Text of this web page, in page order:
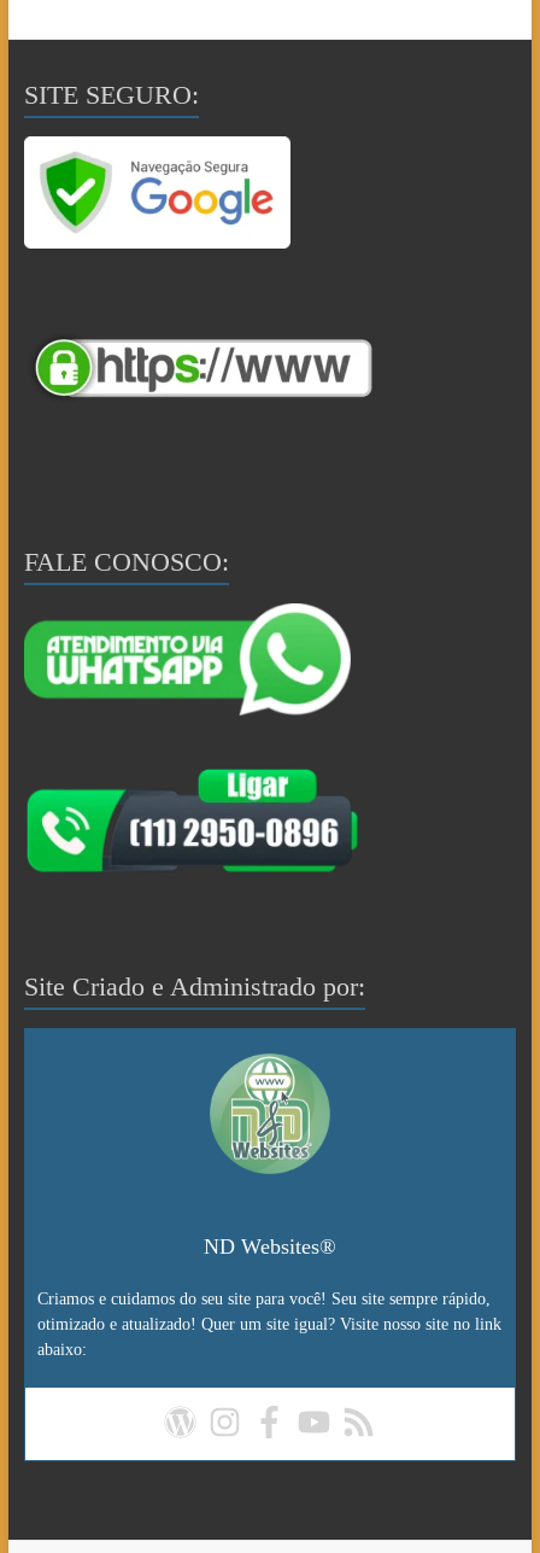
SITE SEGURO:
FALE CONOSCO:
Site Criado e Administrado por:
ND Websites®
Criamos e cuidamos do seu site para você! Seu site sempre rápido,
otimizado e atualizado! Quer um site igual? Visite nosso site no link
abaixo: